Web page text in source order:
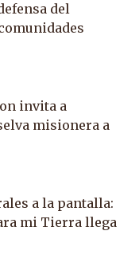
del
invita a
misionera a
a la pantalla:
mi Tierra llega